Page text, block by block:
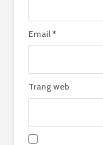
Email *
Trang web